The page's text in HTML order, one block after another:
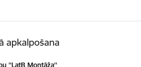
apkalpošana
''LatB Montāža''